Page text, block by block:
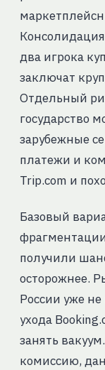
два игрока
заключат
Отдельный
государство
зарубежные
платежи и
Trip.com и
Базовый
получили
осторожнее.
России уже не
ухода
занять
комиссию,